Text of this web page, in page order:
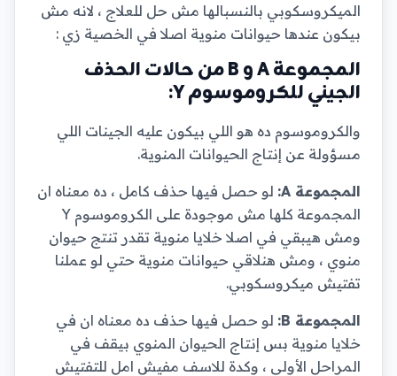
الميكروسكوبي بالنسبالها مش حل للعلاج ، لانه مش
بيكون عندها حيوانات منوية اصلا في الخصية زي :
المجموعة A و B من حالات الحذف
الجيني للكروموسوم Y:
والكروموسوم ده هو اللي بيكون عليه الجينات اللي
مسؤولة عن إنتاج الحيوانات المنوية.
المجموعة A:
لو حصل فيها حذف كامل ، ده معناه ان
المجموعة كلها مش موجودة على الكروموسوم Y
ومش هيبقي في اصلا خلايا منوية تقدر تنتج حيوان
منوي ، ومش هنلاقي حيوانات منوية حتي لو عملنا
تفتيش ميكروسكوبي.
المجموعة B:
لو حصل فيها حذف ده معناه ان في
خلايا منوية بس إنتاج الحيوان المنوي بيقف في
المراحل الأولى ، وكدة للاسف مفيش امل للتفتيش